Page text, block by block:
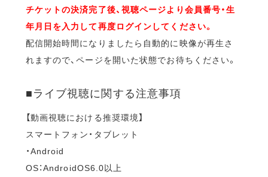
チケットの決済完了後、視聴ページより会員番号・生
年月日を入力して再度ログインしてください。
配信開始時間になりましたら自動的に映像が再生さ
れますので、ページを開いた状態でお待ちください。
■ライブ視聴に関する注意事項
【動画視聴における推奨環境】
スマートフォン・タブレット
・Android
OS：AndroidOS6.0以上